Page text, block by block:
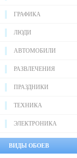
ГРАФИКА
ЛЮДИ
АВТОМОБИЛИ
РАЗВЛЕЧЕНИЯ
ПРАЗДНИКИ
ТЕХНИКА
ЭЛЕКТРОНИКА
ВИДЫ ОБОЕВ